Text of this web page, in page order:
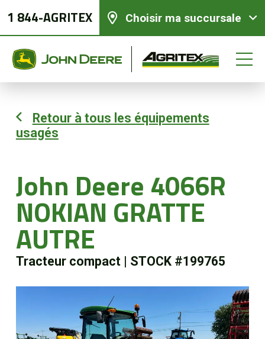
1 844-AGRITEX Choisir ma succursale
Retour à tous les équipements
usagés
John Deere 4066R
NOKIAN GRATTE
AUTRE
Tracteur compact STOCK #199765
Équipements neufs
Équipements usagés
Pièces et services
Agriculture de précision
Boutique
Portail client